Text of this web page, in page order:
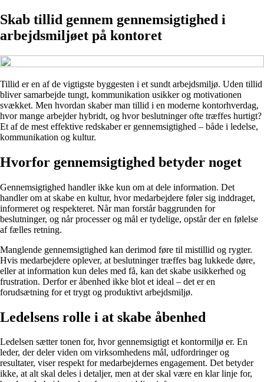
Skab tillid gennem gennemsigtighed i
arbejdsmiljøet på kontoret
Tillid er en af de vigtigste byggesten i et sundt arbejdsmiljø. Uden tillid
bliver samarbejde tungt, kommunikation usikker og motivationen
svækket. Men hvordan skaber man tillid i en moderne kontorhverdag,
hvor mange arbejder hybridt, og hvor beslutninger ofte træffes hurtigt?
Et af de mest effektive redskaber er gennemsigtighed – både i ledelse,
kommunikation og kultur.
Hvorfor gennemsigtighed betyder noget
Gennemsigtighed handler ikke kun om at dele information. Det
handler om at skabe en kultur, hvor medarbejdere føler sig inddraget,
informeret og respekteret. Når man forstår baggrunden for
beslutninger, og når processer og mål er tydelige, opstår der en følelse
af fælles retning.
Manglende gennemsigtighed kan derimod føre til mistillid og rygter.
Hvis medarbejdere oplever, at beslutninger træffes bag lukkede døre,
eller at information kun deles med få, kan det skabe usikkerhed og
frustration. Derfor er åbenhed ikke blot et ideal – det er en
forudsætning for et trygt og produktivt arbejdsmiljø.
Ledelsens rolle i at skabe åbenhed
Ledelsen sætter tonen for, hvor gennemsigtigt et kontormiljø er. En
leder, der deler viden om virksomhedens mål, udfordringer og
resultater, viser respekt for medarbejdernes engagement. Det betyder
ikke, at alt skal deles i detaljer, men at der skal være en klar linje for,